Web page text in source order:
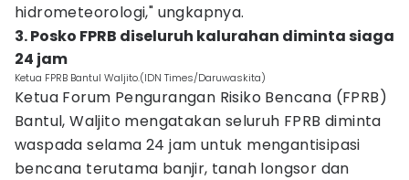
hidrometeorologi," ungkapnya.
3. Posko FPRB diseluruh kalurahan diminta siaga
24 jam
Ketua FPRB Bantul Waljito.(IDN Times/Daruwaskita)
Ketua Forum Pengurangan Risiko Bencana (FPRB)
Bantul, Waljito mengatakan seluruh FPRB diminta
waspada selama 24 jam untuk mengantisipasi
bencana terutama banjir, tanah longsor dan